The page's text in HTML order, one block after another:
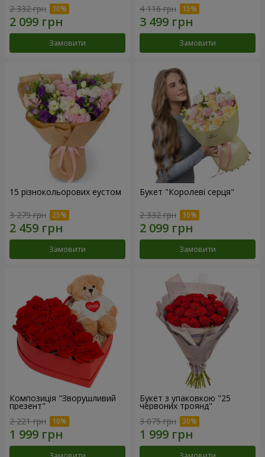
2 332 грн
Замовити
4 116 грн
Замовити
15 різнокольорових еустом
3 279 грн
Замовити
Букет "Королеві серця"
2 332 грн
Замовити
Композиція "Зворушливий
презент"
2 221 грн
Букет з упаковкою "25
червоних троянд"
3 075 грн